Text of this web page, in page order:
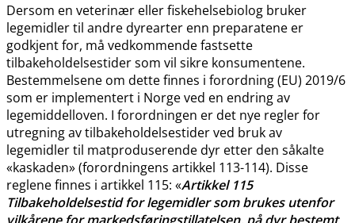
Dersom en veterinær eller fiskehelsebiolog bruker
legemidler til andre dyrearter enn preparatene er
godkjent for, må vedkommende fastsette
tilbakeholdelsestider som vil sikre konsumentene.
Bestemmelsene om dette finnes i forordning (EU) 2019/6
som er implementert i Norge ved en endring av
legemiddelloven. I forordningen er det nye regler for
utregning av tilbakeholdelsestider ved bruk av
legemidler til matproduserende dyr etter den såkalte
«kaskaden» (forordningens artikkel 113-114). Disse
reglene finnes i artikkel 115: «Artikkel 115
Tilbakeholdelsestid for legemidler som brukes utenfor